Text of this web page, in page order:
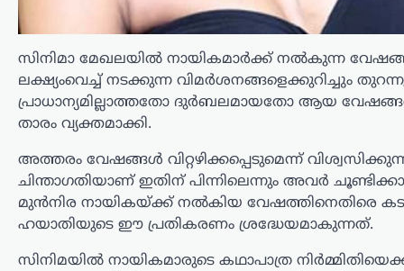
സിനിമാ മേഖലയിൽ നായികമാർക്ക് നൽകുന്ന
ലക്ഷ്യംവെച്ച് നടക്കുന്ന വിമർശനങ്ങളെക്കുറിച്ചും
പ്രാധാന്യമില്ലാത്തതോ ദുർബലമായതോ ആയ വേഷങ്ങൾ
താരം വ്യക്തമാക്കി.
അത്തരം വേഷങ്ങൾ വിറ്റഴിക്കപ്പെടുമെന്ന്
ചിന്താഗതിയാണ് ഇതിന് പിന്നിലെന്നും അവർ
മുൻനിര നായികയ്ക്ക് നൽകിയ വേഷത്തിനെതിരെ
ഹയാതിയുടെ ഈ പ്രതികരണം ശ്രദ്ധേയമാകുന്നത്.
സിനിമയിൽ നായികമാരുടെ കഥാപാത്ര
കായികം
കോമൺവെൽത്ത്
ഗെയിംസിന് പിന്നാലെ
ഉഗാണ്ടൻ
ബോക്സർമാരെ
കാണാതായി;
അന്വേഷണം ആരംഭിച്ച്
യുകെ പൊലീസ്